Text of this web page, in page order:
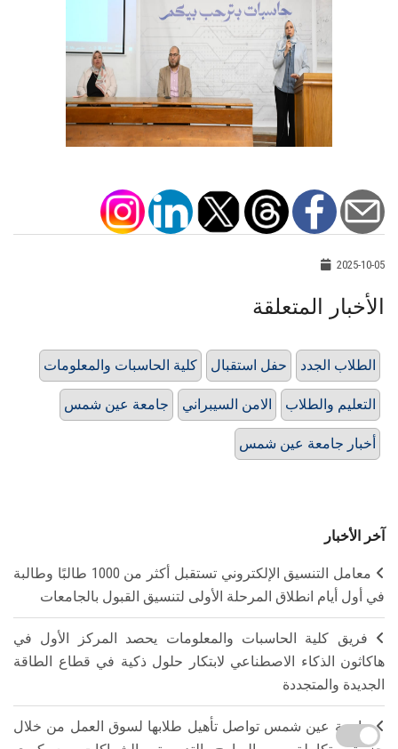
2025-10-05
الأخبار المتعلقة
كلية الحاسبات والمعلومات حفل استقبال الطلاب الجدد
جامعة عين شمس الامن السيبراني التعليم والطلاب
أخبار جامعة عين شمس
آخر الأخبار
معامل التنسيق الإلكتروني تستقبل أكثر من 1000 طالبًا وطالبة
في أول أيام انطلاق المرحلة الأولى لتنسيق القبول بالجامعات
فريق كلية الحاسبات والمعلومات يحصد المركز الأول في
هاكاثون الذكاء الاصطناعي لابتكار حلول ذكية في قطاع الطاقة
الجديدة والمتجددة
جامعة عين شمس تواصل تأهيل طلابها لسوق العمل من خلال